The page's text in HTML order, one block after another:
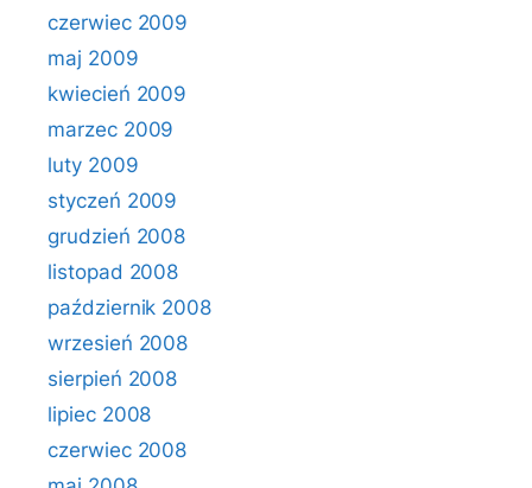
czerwiec 2009
maj 2009
kwiecień 2009
marzec 2009
luty 2009
styczeń 2009
grudzień 2008
listopad 2008
październik 2008
wrzesień 2008
sierpień 2008
lipiec 2008
czerwiec 2008